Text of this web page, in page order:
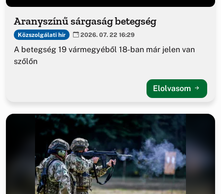
Aranyszínű sárgaság betegség
Közszolgálati hír 2026. 07. 22 16:29
A betegség 19 vármegyéből 18-ban már jelen van
szőlőn
Elolvasom